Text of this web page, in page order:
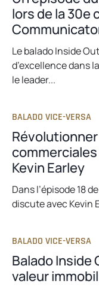
lors de la 30e
Le balado Inside
d’excellence dans
le leader...
BALADO VICE-VERSA
Kevin Earley
Dans l’épisode 18
discute avec Kevin
BALADO VICE-VERSA
Balado Inside
valeur